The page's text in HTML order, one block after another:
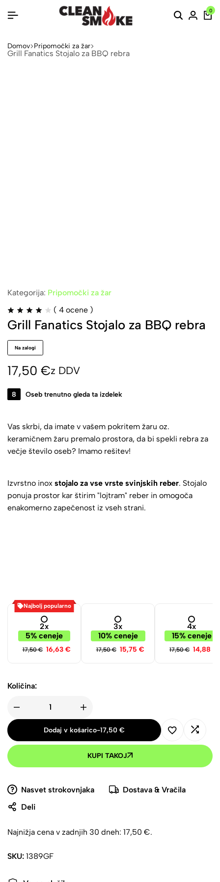
0
Domov Pripomočki za žar
Grill Fanatics Stojalo za BBQ rebra
Kategorija: Pripomočki za žar
( 4 ocene )
Grill Fanatics Stojalo za BBQ rebra
Na zalogi
17,50 €z DDV
8 Oseb trenutno gleda ta izdelek
Vas skrbi, da imate v vašem pokritem žaru oz.
keramičnem žaru premalo prostora, da bi spekli rebra za
večje število oseb? Imamo rešitev!
Izvrstno inox stojalo za vse vrste svinjskih reber. Stojalo
ponuja prostor kar štirim "lojtram" reber in omogoča
enakomerno zapečenost iz vseh strani.
Najbolj popularno
2x
5% ceneje
17,50€ 16,63 €
3x
10% ceneje
17,50€ 15,75 €
4x
15% ceneje
17,50€ 14,88
Količina:
Dodaj v košarico-17,50 €
KUPI TAKOJ
Nasvet strokovnjaka
Dostava & Vračila
Deli
Najnižja cena v zadnjih 30 dneh: 17,50 €.
SKU: 1389GF